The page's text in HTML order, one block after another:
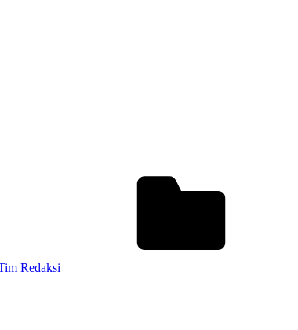
Redaksi